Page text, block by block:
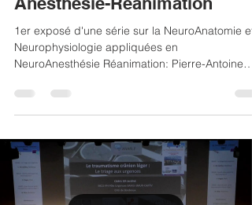
appliquée en Neuro
Anesthésie-Réanimation
1er exposé d'une série sur la NeuroAnatomie et
NeuroAnesthésie Réanimation: Pierre-Antoine
Pioche reprend...